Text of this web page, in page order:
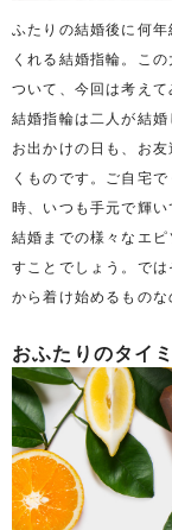
ふたりの結婚後に何
くれる結婚指輪。こ
ついて、今回は考えて
結婚指輪は二人が結
お出かけの日も、お
くものです。ご自宅
時、いつも手元で輝
結婚までの様々なエ
すことでしょう。で
から着け始めるものな
おふたりのタイ